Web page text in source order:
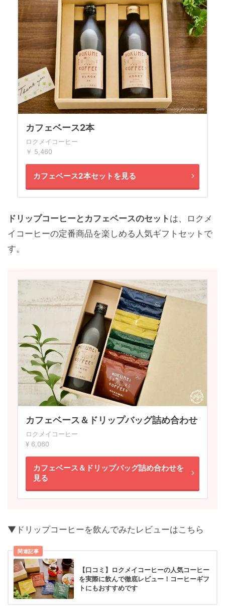
カフェベース2本
ロクメイコーヒー
￥ 5,460
カフェベース2本セットを見る
ドリップコーヒーとカフェベースのセット は、ロクメ
イコーヒーの定番商品を楽しめる人気ギフトセットで
す。
カフェベース＆ドリップバッグ詰め合わせ
ロクメイコーヒー
¥ 6,060
カフェベース＆ドリップバッグ詰め合わせを
見る
▼ドリップコーヒーを飲んでみたレビューはこちら
【口コミ】ロクメイコーヒーの人気コーヒー
を実際に飲んで徹底レビュー！コーヒーギフ
トにもおすすめです
関連記事